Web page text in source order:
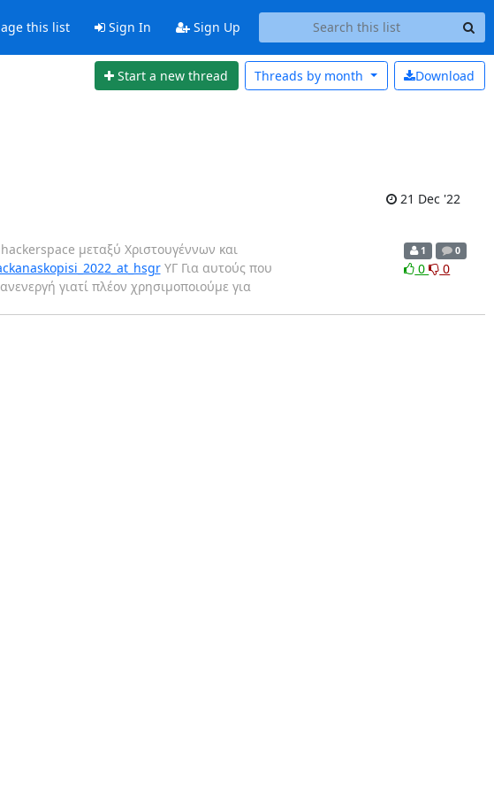
this list Sign In Sign Up
Start a new thread Download
Threads by month
21 Dec '22
μεταξύ Χριστουγέννων και
ΥΓ Για αυτούς που
γιατί πλέον χρησιμοποιούμε για
1 0
0 0